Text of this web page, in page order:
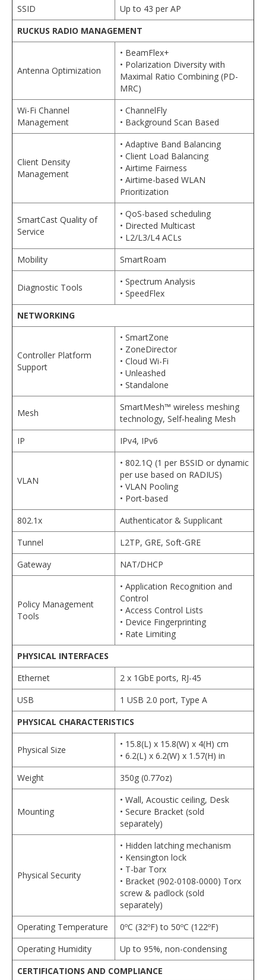
SSID
Up to 43 per AP
RUCKUS RADIO MANAGEMENT
Antenna Optimization
• BeamFlex+
• Polarization Diversity with
Maximal Ratio Combining (PD-
MRC)
Wi-Fi Channel
Management
• ChannelFly
• Background Scan Based
Client Density
Management
• Adaptive Band Balancing
• Client Load Balancing
• Airtime Fairness
• Airtime-based WLAN
Prioritization
SmartCast Quality of
Service
• QoS-based scheduling
• Directed Multicast
• L2/L3/L4 ACLs
Mobility
SmartRoam
Diagnostic Tools
• Spectrum Analysis
• SpeedFlex
NETWORKING
Controller Platform
Support
• SmartZone
• ZoneDirector
• Cloud Wi-Fi
• Unleashed
• Standalone
Mesh
SmartMesh™ wireless meshing
technology, Self-healing Mesh
IP
IPv4, IPv6
VLAN
• 802.1Q (1 per BSSID or dynamic
per use based on RADIUS)
• VLAN Pooling
• Port-based
802.1x
Authenticator & Supplicant
Tunnel
L2TP, GRE, Soft-GRE
Gateway
NAT/DHCP
Policy Management
Tools
• Application Recognition and
Control
• Access Control Lists
• Device Fingerprinting
• Rate Limiting
PHYSICAL INTERFACES
Ethernet
2 x 1GbE ports, RJ-45
USB
1 USB 2.0 port, Type A
PHYSICAL CHARACTERISTICS
Physical Size
• 15.8(L) x 15.8(W) x 4(H) cm
• 6.2(L) x 6.2(W) x 1.57(H) in
Weight
350g (0.77oz)
Mounting
• Wall, Acoustic ceiling, Desk
• Secure Bracket (sold
separately)
Physical Security
• Hidden latching mechanism
• Kensington lock
• T-bar Torx
• Bracket (902-0108-0000) Torx
screw & padlock (sold
separately)
Operating Temperature
0ºC (32ºF) to 50ºC (122ºF)
Operating Humidity
Up to 95%, non-condensing
CERTIFICATIONS AND COMPLIANCE